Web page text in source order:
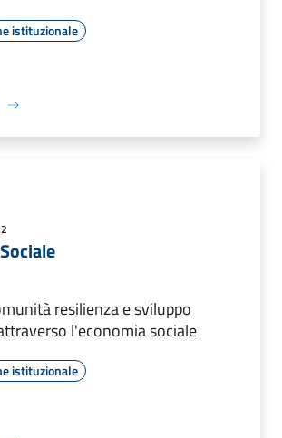
istituzionale
resilienza e sviluppo
l'economia sociale
istituzionale